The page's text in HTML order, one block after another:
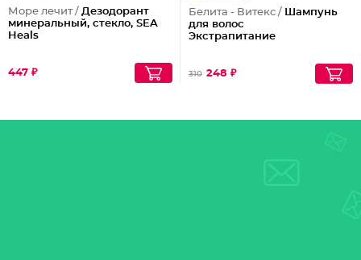
Море лечит / Дезодорант
минеральный, стекло, SEA
Heals
447 ₽
Белита - Витекс / Шампунь
для волос
Экстрапитание
310 248 ₽